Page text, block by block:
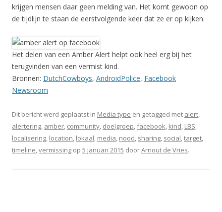
krijgen mensen daar geen melding van. Het komt gewoon op
de tijdlijn te staan de eerstvolgende keer dat ze er op kijken.
Het delen van een Amber Alert helpt ook heel erg bij het
terugvinden van een vermist kind.
Bronnen: DutchCowboys, AndroidPolice, Facebook
Newsroom
Dit bericht werd geplaatst in Media type en getagged met alert,
alertering, amber, community, doelgroep,facebook, kind, LBS,
localisering, location, lokaal, media, nood, sharing, social,target,
timeline,vermissing op 5 januari 2015 doorArnout de Vries.